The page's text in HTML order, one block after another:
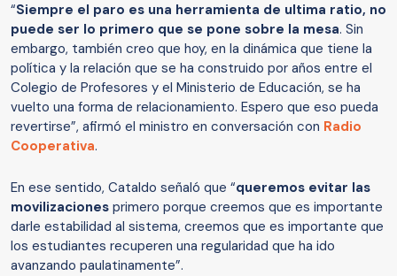
“Siempre el paro es una herramienta de ultima ratio, no
puede ser lo primero que se pone sobre la mesa. Sin
embargo, también creo que hoy, en la dinámica que tiene la
política y la relación que se ha construido por años entre el
Colegio de Profesores y el Ministerio de Educación, se ha
vuelto una forma de relacionamiento. Espero que eso pueda
revertirse”, afirmó el ministro en conversación con Radio
Cooperativa.
En ese sentido, Cataldo señaló que “queremos evitar las
movilizaciones primero porque creemos que es importante
darle estabilidad al sistema, creemos que es importante que
los estudiantes recuperen una regularidad que ha ido
avanzando paulatinamente”.